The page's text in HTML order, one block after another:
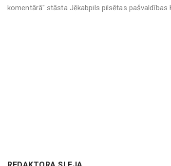
komentārā" stāsta Jēkabpils pilsētas pašvaldības